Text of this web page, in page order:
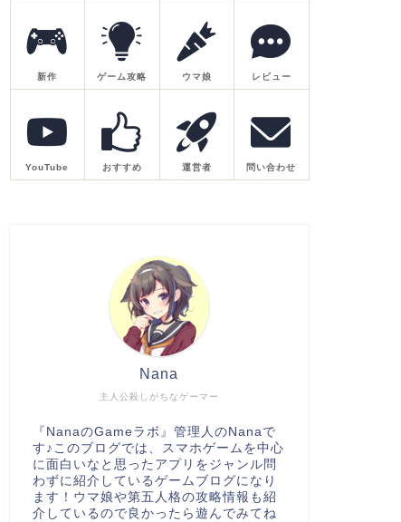
新作 ゲーム攻略 ウマ娘 レビュー
YouTube おすすめ 運営者 問い合わせ
主人公殺しがちなゲーマー
Nana
『NanaのGameラボ』管理人のNanaで
す♪このブログでは、スマホゲームを中心
に面白いなと思ったアプリをジャンル問
わずに紹介しているゲームブログになり
ます！ウマ娘や第五人格の攻略情報も紹
介しているので良かったら遊んでみてね